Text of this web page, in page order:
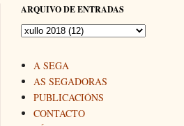
ARQUIVO DE ENTRADAS
A SEGA
AS SEGADORAS
PUBLICACIÓNS
CONTACTO